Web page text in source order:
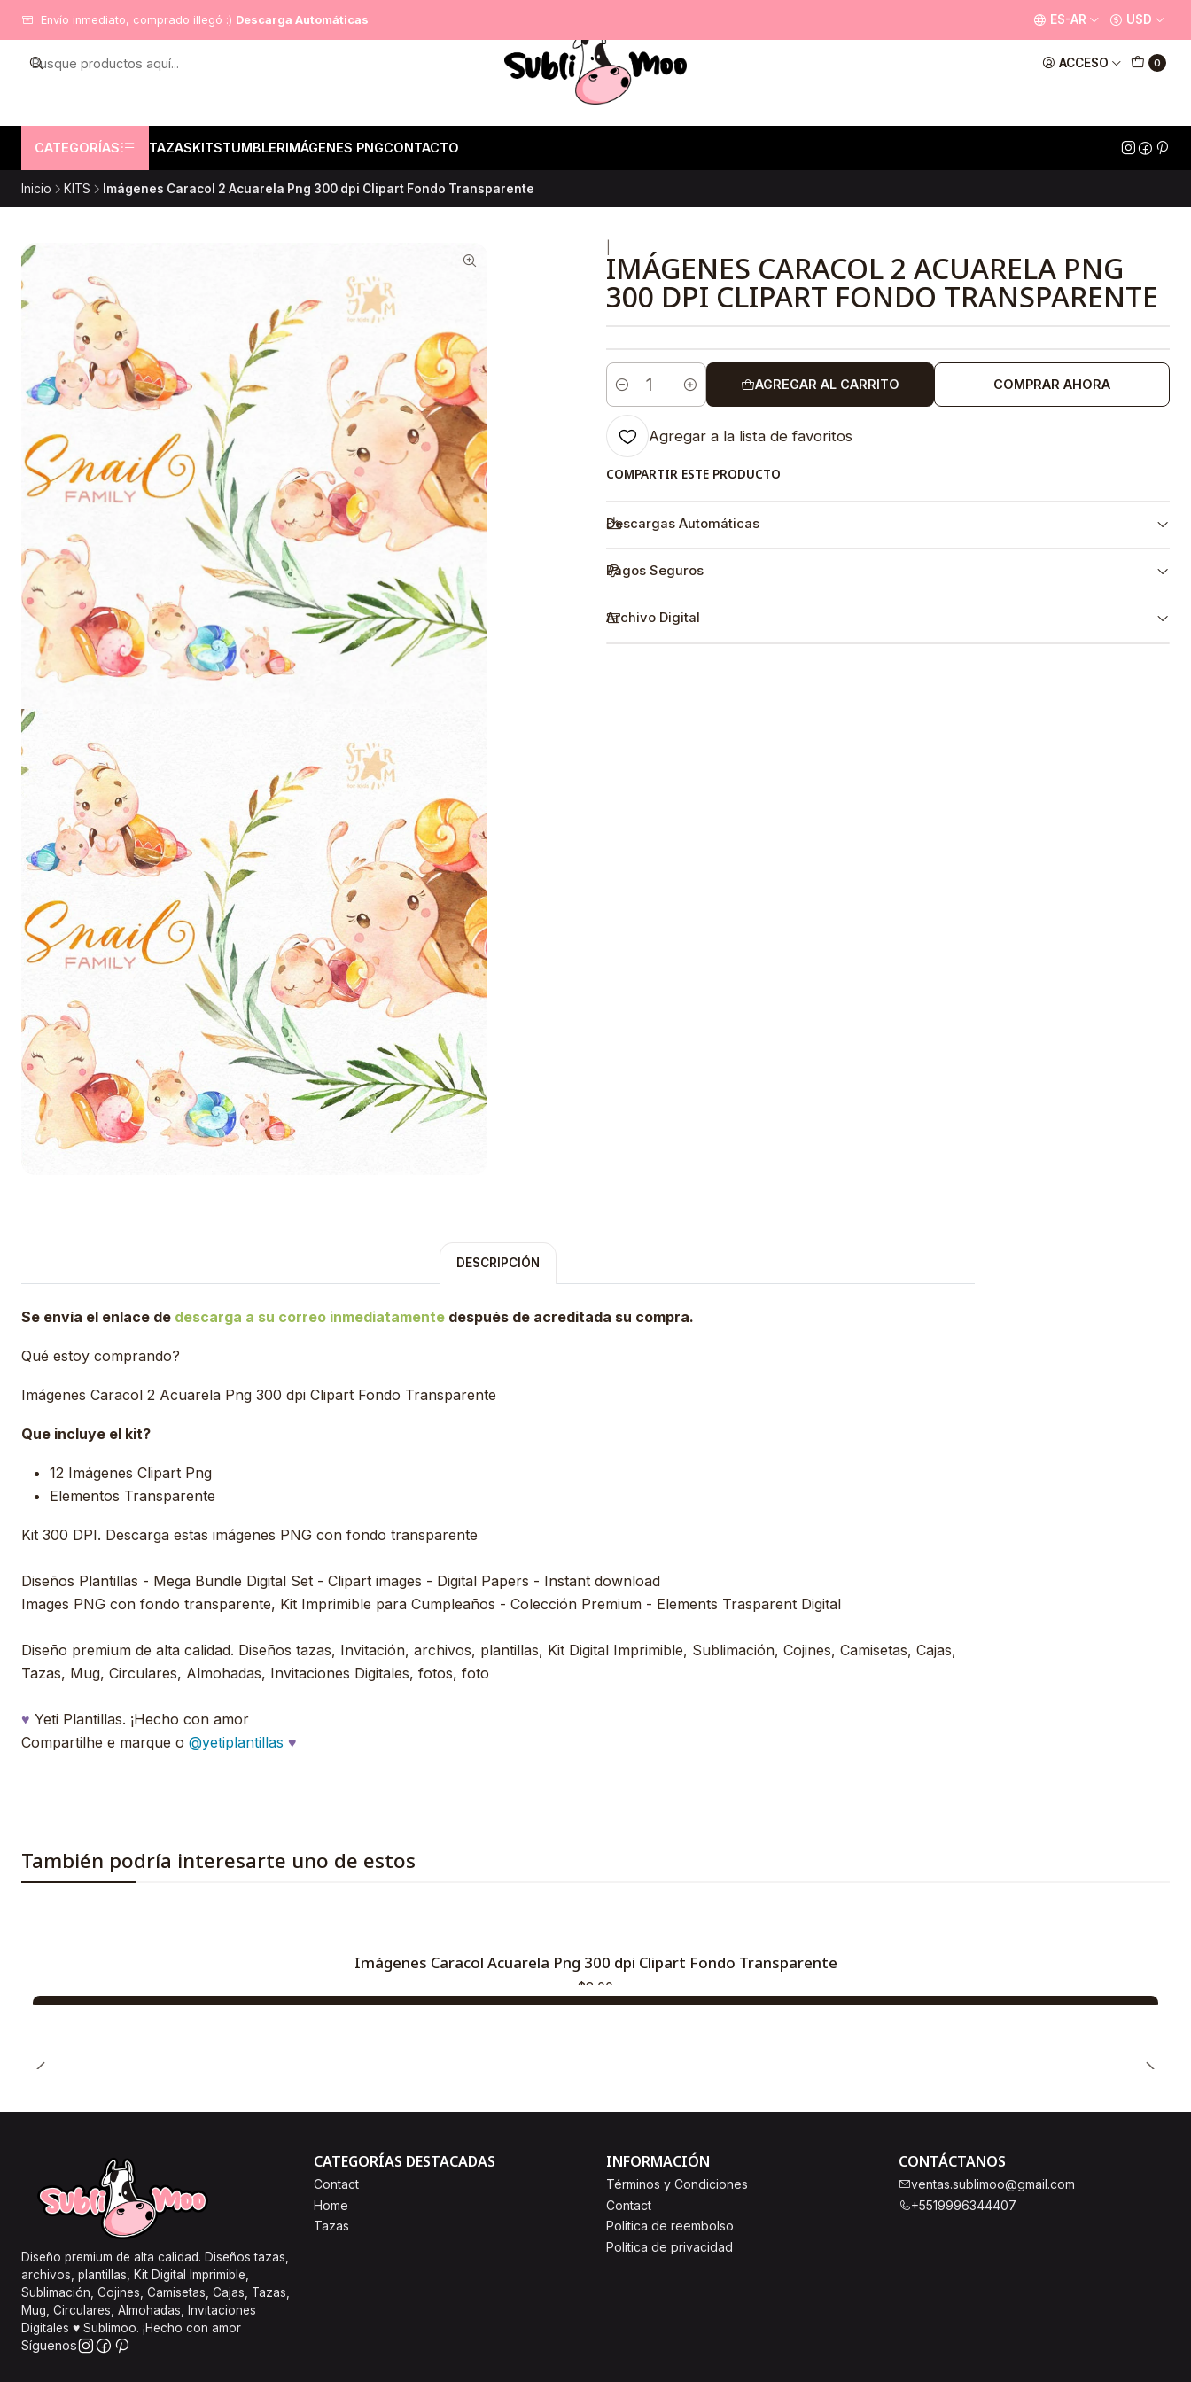
ACCESO 0
CATEGORÍAS TAZASKITSTUMBLERIMÁGENES PNGCONTACTO
Envío inmediato, comprado illegó :) Descarga Automáticas ES-AR USD
Inicio KITS Imágenes Caracol 2 Acuarela Png 300 dpi Clipart Fondo Transparente
IMÁGENES CARACOL 2 ACUARELA PNG
300 DPI CLIPART FONDO TRANSPARENTE
Cantidad
AGREGAR AL CARRITO COMPRAR AHORA
Agregar a la lista de favoritos
COMPARTIR ESTE PRODUCTO
Descargas Automáticas
Pagos Seguros
Archivo Digital
DESCRIPCIÓN
Se envía el enlace de descarga a su correo inmediatamente después de acreditada su compra.
Qué estoy comprando?
Imágenes Caracol 2 Acuarela Png 300 dpi Clipart Fondo Transparente
Que incluye el kit?
12 Imágenes Clipart Png
Elementos Transparente
Kit 300 DPI. Descarga estas imágenes PNG con fondo transparente
Diseños Plantillas - Mega Bundle Digital Set - Clipart images - Digital Papers - Instant download
Images PNG con fondo transparente, Kit Imprimible para Cumpleaños - Colección Premium - Elements Trasparent Digital
Diseño premium de alta calidad. Diseños tazas, Invitación, archivos, plantillas, Kit Digital Imprimible, Sublimación, Cojines, Camisetas, Cajas,
Tazas, Mug, Circulares, Almohadas, Invitaciones Digitales, fotos, foto
♥ Yeti Plantillas. ¡Hecho con amor
Compartilhe e marque o @yetiplantillas ♥
También podría interesarte uno de estos
Imágenes Caracol Acuarela Png 300 dpi Clipart Fondo Transparente
$3,00
Diseño premium de alta calidad. Diseños tazas,
archivos, plantillas, Kit Digital Imprimible,
Sublimación, Cojines, Camisetas, Cajas, Tazas,
Mug, Circulares, Almohadas, Invitaciones
Digitales ♥ Sublimoo. ¡Hecho con amor
Síguenos
CATEGORÍAS DESTACADAS
Contact
Home
Tazas
INFORMACIÓN
Términos y Condiciones
Contact
Politica de reembolso
Política de privacidad
CONTÁCTANOS
ventas.sublimoo@gmail.com
+5519996344407